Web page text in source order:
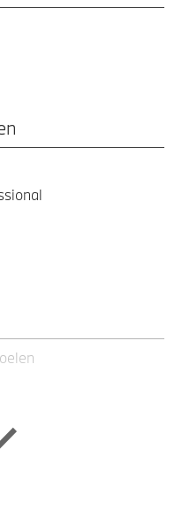
met leder bekleed